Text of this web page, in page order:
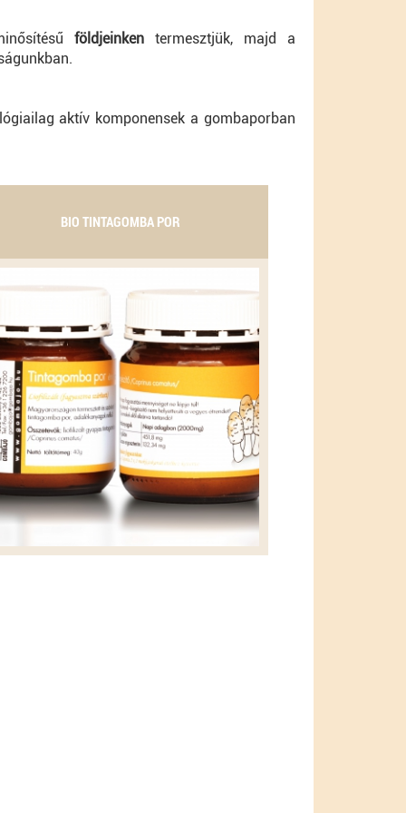
földjeinken termesztjük, majd a
aktív komponensek a gombaporban
BIO TINTAGOMBA POR